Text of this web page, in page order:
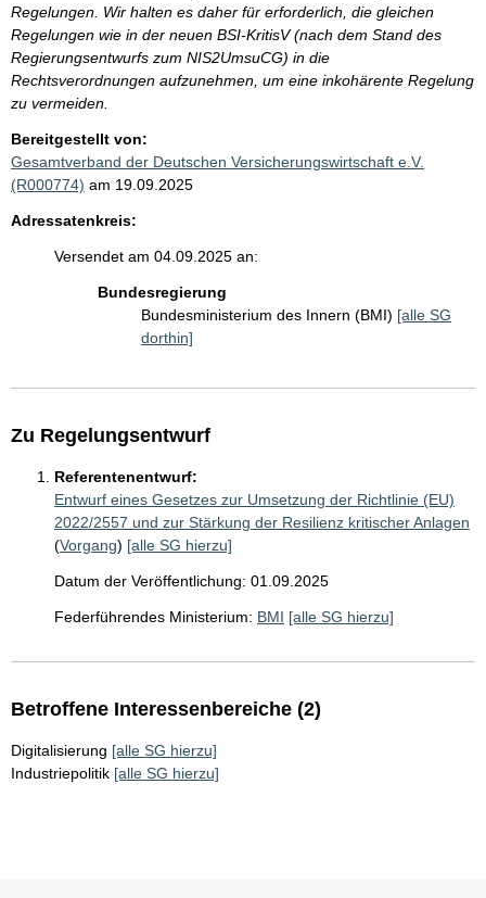
Regelungen. Wir halten es daher für erforderlich, die gleichen
Regelungen wie in der neuen BSI-KritisV (nach dem Stand des
Regierungsentwurfs zum NIS2UmsuCG) in die
Rechtsverordnungen aufzunehmen, um eine inkohärente Regelung
zu vermeiden.
Bereitgestellt von:
Gesamtverband der Deutschen Versicherungswirtschaft e.V.
(R000774) am 19.09.2025
Adressatenkreis:
Versendet am 04.09.2025 an:
Bundesregierung
Bundesministerium des Innern (BMI) [alle SG
dorthin]
Zu Regelungsentwurf
Referentenentwurf:
Entwurf eines Gesetzes zur Umsetzung der Richtlinie (EU)
2022/2557 und zur Stärkung der Resilienz kritischer Anlagen
(Vorgang) [alle SG hierzu]
Datum der Veröffentlichung: 01.09.2025
Federführendes Ministerium: BMI [alle SG hierzu]
Betroffene Interessenbereiche (2)
Digitalisierung [alle SG hierzu]
Industriepolitik [alle SG hierzu]